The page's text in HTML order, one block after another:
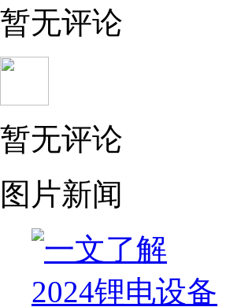
暂无评论
暂无评论
图片新闻